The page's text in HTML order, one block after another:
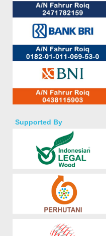
Supported By